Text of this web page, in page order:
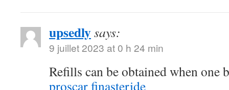
upsedlysays:
9 juillet 2023 at 0 h 24 min
Refills can be obtained when one
proscar finasteride